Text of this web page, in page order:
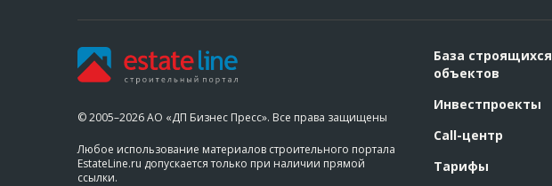
© 2005–2026 АО «ДП Бизнес Пресс». Все права защищены
Любое использование материалов строительного портала
EstateLine.ru допускается только при наличии прямой
ссылки.
База строящихся
объектов
Инвестпроекты
Call-центр
Тарифы